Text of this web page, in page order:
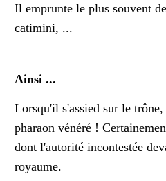
Il emprunte le plus souvent
catimini, ...
Ainsi ...
Lorsqu'il s'assied sur le
pharaon vénéré !
dont l'autorité incontestée
royaume.